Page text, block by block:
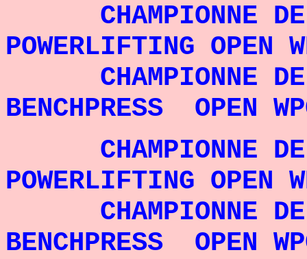
CHAMPIONNE DE
POWERLIFTING
CHAMPIONNE DE
BENCHPRESS
CHAMPIONNE DE
POWERLIFTING
CHAMPIONNE DE
BENCHPRESS